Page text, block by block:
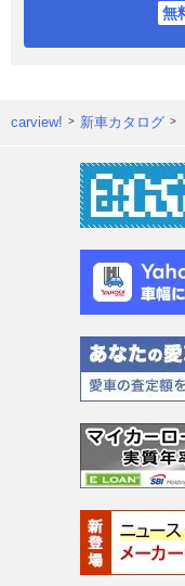
carview! 新車カタログ